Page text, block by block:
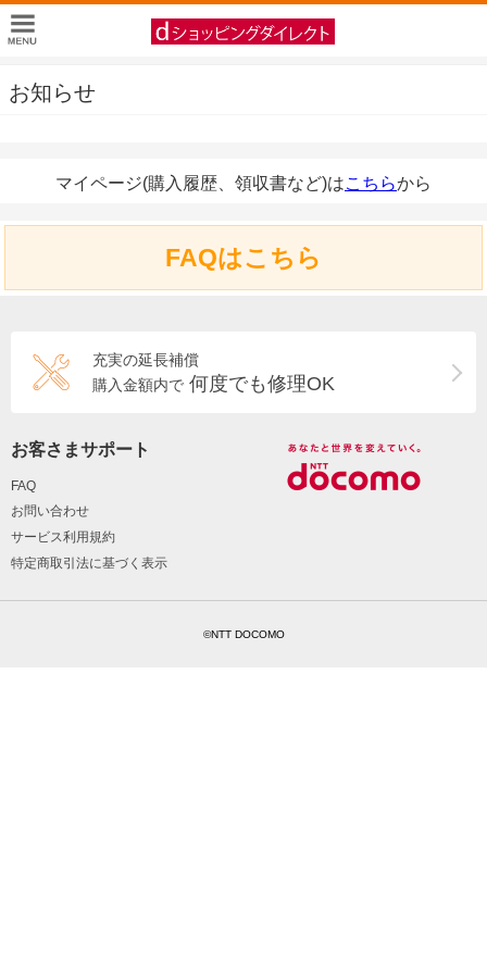
お知らせ
マイページ(購入履歴、領収書など)はこちらから
FAQはこちら
充実の延長補償
購入金額内で 何度でも修理OK
お客さまサポート
FAQ
お問い合わせ
サービス利用規約
特定商取引法に基づく表示
©NTT DOCOMO